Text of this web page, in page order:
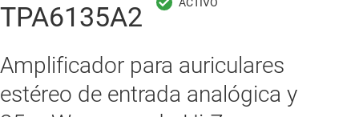
TPA6135A2
Amplificador para auriculares
estéreo de entrada analógica y